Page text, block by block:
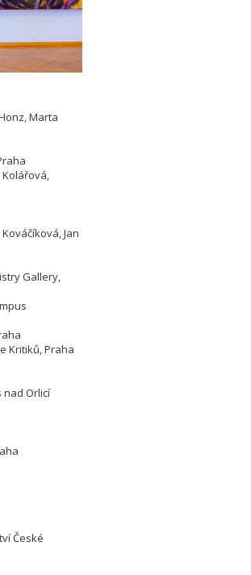
Marta
Jan
Gallery,
Kritiků, Praha
nad Orlicí
České